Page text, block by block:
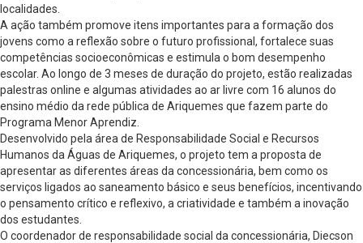
localidades.
A ação também promove itens importantes para a formação dos
jovens como a reflexão sobre o futuro profissional, fortalece suas
competências socioeconômicas e estimula o bom desempenho
escolar. Ao longo de 3 meses de duração do projeto, estão realizadas
palestras online e algumas atividades ao ar livre com 16 alunos do
ensino médio da rede pública de Ariquemes que fazem parte do
Programa Menor Aprendiz.
Desenvolvido pela área de Responsabilidade Social e Recursos
Humanos da Águas de Ariquemes, o projeto tem a proposta de
apresentar as diferentes áreas da concessionária, bem como os
serviços ligados ao saneamento básico e seus benefícios, incentivando
o pensamento crítico e reflexivo, a criatividade e também a inovação
dos estudantes.
O coordenador de responsabilidade social da concessionária, Diecson